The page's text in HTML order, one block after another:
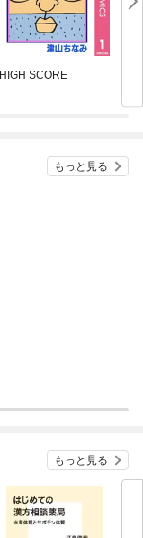
HIGH SCORE
もっと見る
もっと見る